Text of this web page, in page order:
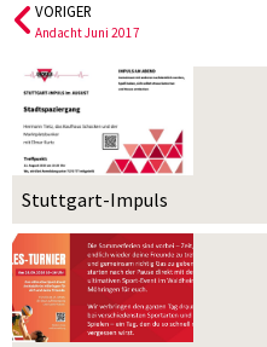
VORIGER
Andacht Juni 2017
Stuttgart-Impuls